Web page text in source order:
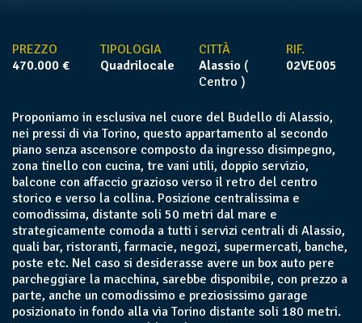
PREZZO
470.000 €
TIPOLOGIA
Quadrilocale
CITTÀ
Alassio (
Centro )
RIF.
02VE005
Proponiamo in esclusiva nel cuore del Budello di Alassio,
nei pressi di via Torino, questo appartamento al secondo
piano senza ascensore composto da ingresso disimpegno,
zona tinello con cucina, tre vani utili, doppio servizio,
balcone con affaccio grazioso verso il retro del centro
storico e verso la collina. Posizione centralissima e
comodissima, distante soli 50 metri dal mare e
strategicamente comoda a tutti i servizi centrali di Alassio,
quali bar, ristoranti, farmacie, negozi, supermercati, banche,
poste etc. Nel caso si desiderasse avere un box auto pere
parcheggiare la macchina, sarebbe disponibile, con prezzo a
parte, anche un comodissimo e preziosissimo garage
posizionato in fondo alla via Torino distante soli 180 metri.